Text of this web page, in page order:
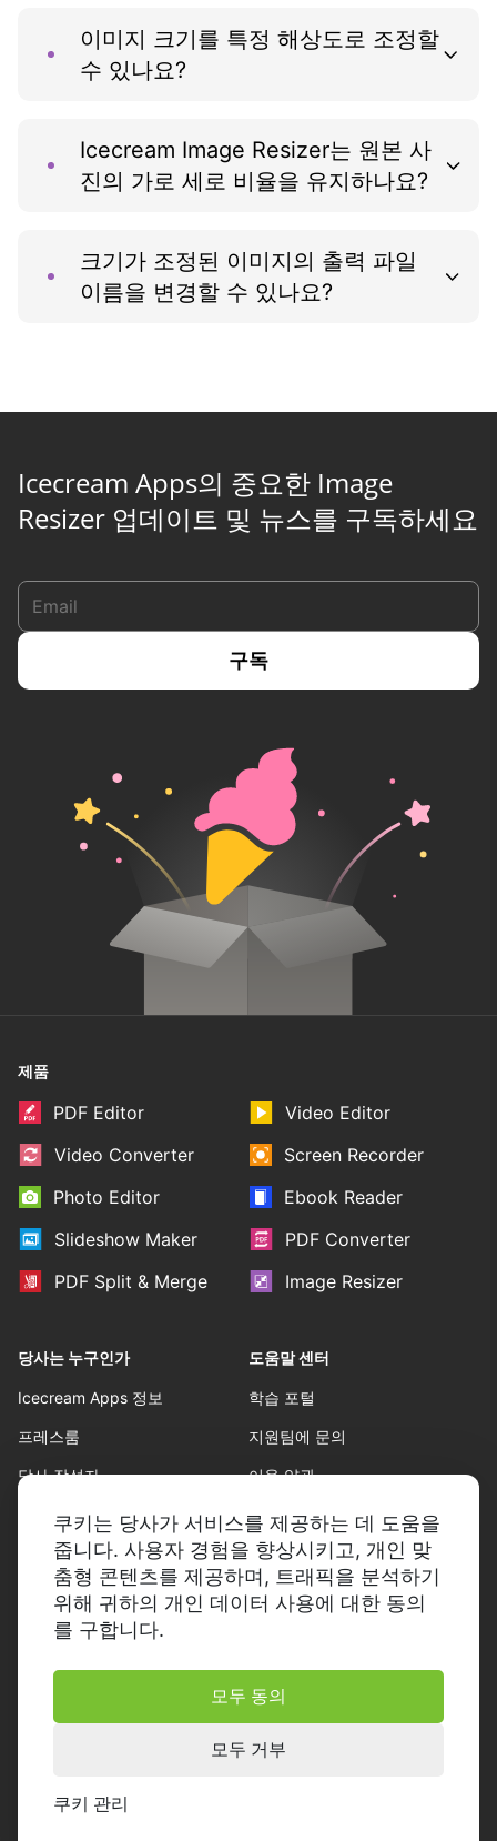
쿠키는 당사가 서비스를 제공하는 데 도움을
줍니다. 사용자 경험을 향상시키고, 개인 맞
춤형 콘텐츠를 제공하며, 트래픽을 분석하기
위해 귀하의 개인 데이터 사용에 대한 동의
를 구합니다.
모두 동의
모두 거부
쿠키 관리
이미지 크기를 특정 해상도로 조정할
수 있나요?
Icecream Image Resizer는 원본 사
진의 가로 세로 비율을 유지하나요?
크기가 조정된 이미지의 출력 파일
이름을 변경할 수 있나요?
Icecream Apps의 중요한 Image
Resizer 업데이트 및 뉴스를 구독하세요
© 2014-2026, Icecream Apps.
판권 소유
제품
PDF Editor
Video Editor
Video Converter
Screen Recorder
Photo Editor
Ebook Reader
Slideshow Maker
PDF Converter
PDF Split & Merge
Image Resizer
당사는 누구인가
Icecream Apps 정보
프레스룸
당사 작성자
파트너십
도움말 센터
학습 포털
지원팀에 문의
이용 약관
환불 정책
개인정보 보호정책